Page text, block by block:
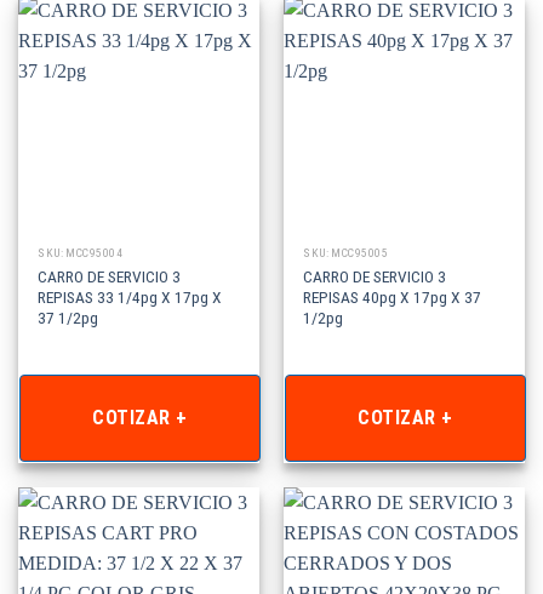
SKU: MCC95004
CARRO DE SERVICIO 3
REPISAS 33 1/4pg X 17pg X
37 1/2pg
COTIZAR +
SKU: MCC95005
CARRO DE SERVICIO 3
REPISAS 40pg X 17pg X 37
1/2pg
COTIZAR +